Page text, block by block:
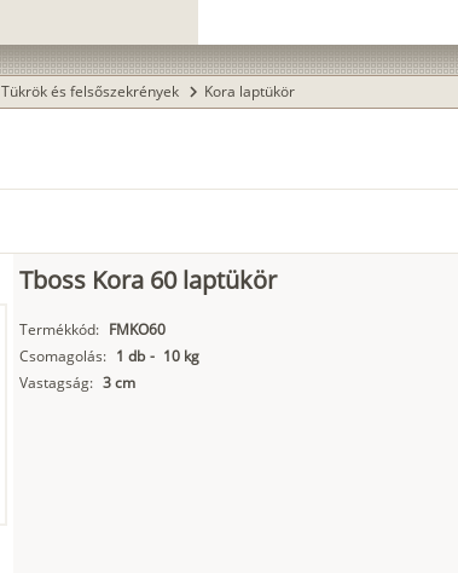
Tükrök és felsőszekrények chevron_right Kora laptükör
Tboss Kora 60 laptükör
Termékkód: FMKO60
Csomagolás: 1 db - 10 kg
Vastagság: 3 cm